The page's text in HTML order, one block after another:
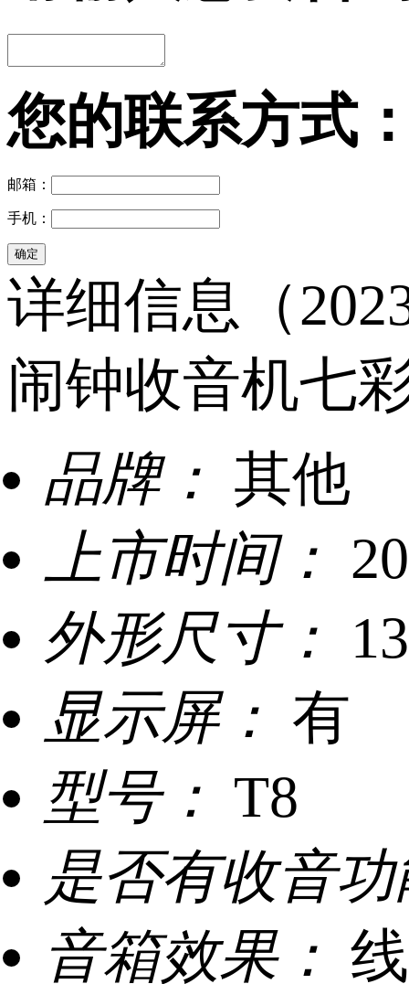
您的联系方式
邮箱：
手机：
详细信息（
闹钟收音机七
品牌： 其他
上市时间：
外形尺寸：
显示屏： 有
型号： T8
是否有收音
音箱效果：